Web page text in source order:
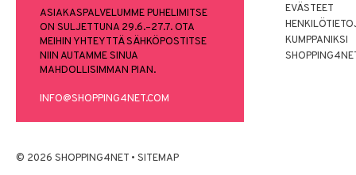
ASIAKASPALVELUMME PUHELIMITSE
ON SULJETTUNA 29.6.–27.7. OTA
MEIHIN YHTEYTTÄ SÄHKÖPOSTITSE
NIIN AUTAMME SINUA
MAHDOLLISIMMAN PIAN.
INFO@SHOPPING4NET.COM
EVÄSTEET
KUMPPANIKSI
© 2026 SHOPPING4NET • SITEMAP